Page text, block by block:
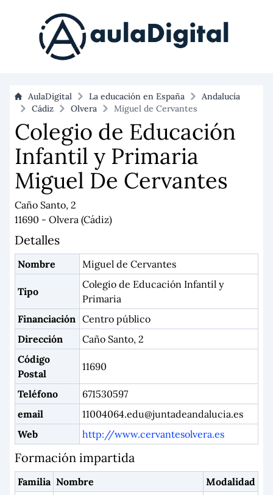
AulaDigital La educación en España
Andalucía
Cádiz
Olvera Miguel de Cervantes
Colegio de Educación
Infantil y Primaria
Miguel De Cervantes
Caño Santo, 2
11690 - Olvera (Cádiz)
Detalles
Nombre Miguel de Cervantes
Tipo
Colegio de Educación Infantil y
Primaria
Financiación Centro público
Dirección
Caño Santo, 2
Código
Postal
11690
Teléfono
671530597
email
11004064.edu@juntadeandalucia.es
Web
http://www.cervantesolvera.es
Formación impartida
Familia Nombre
Modalidad